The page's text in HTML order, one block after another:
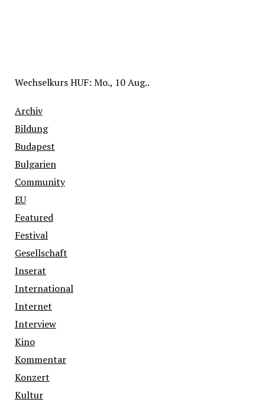
WechselkursHUF: Mo., 10 Aug..
Archiv
Bildung
Budapest
Bulgarien
Community
EU
Featured
Festival
Gesellschaft
Inserat
International
Internet
Interview
Kino
Kommentar
Konzert
Kultur